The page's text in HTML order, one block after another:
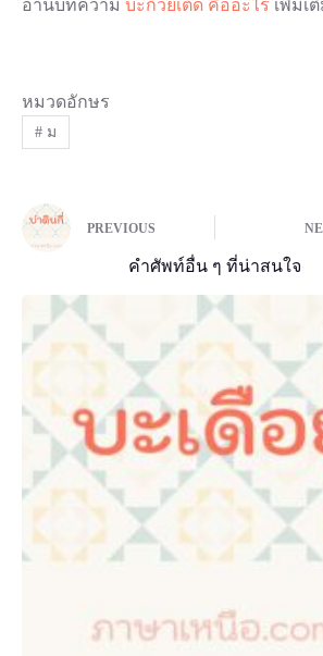
อ่านบทความ บะก้วยเต้ด คืออะไร เพิ่มเ
หมวดอักษร
#ม
PREVIOUS
คำศัพท์อื่น ๆ ที่น่าสนใจ